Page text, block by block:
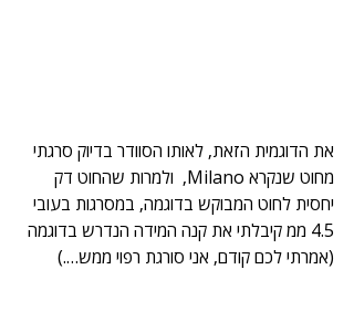
את הדוגמית הזאת, לאותו הסוודר בדיוק סרגתי
מחוט שנקרא Milano,  ולמרות שהחוט דק
יחסית לחוט המבוקש בדוגמה, במסרגות בעובי
4.5 ממ קיבלתי את קנה המידה הנדרש בדוגמה
(אמרתי לכם קודם, אני סורגת רפוי ממש….)